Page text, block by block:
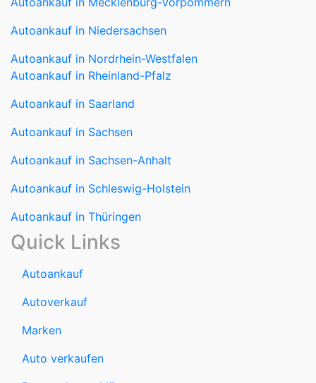
Autoankauf in Nordrhein-Westfalen
Autoankauf in Rheinland-Pfalz
Autoankauf in Saarland
Autoankauf in Sachsen
Autoankauf in Sachsen-Anhalt
Autoankauf in Schleswig-Holstein
Autoankauf in Thüringen
Quick Links
Autoankauf
Autoverkauf
Marken
Auto verkaufen
Datenschutzerklärung
Impressum